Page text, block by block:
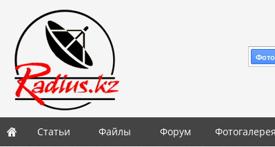
Статьи Файлы Форум Фотогалерея